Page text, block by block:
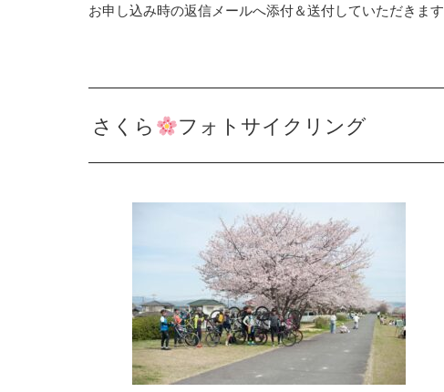
お申し込み時の返信メールへ添付＆送付していただきます
さくら フォトサイクリング